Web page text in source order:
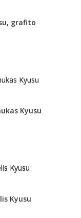
grafito
Kyusu
Kyusu